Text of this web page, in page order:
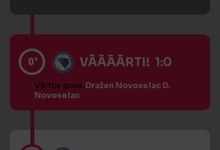
0’ VĀĀĀĀRTI! 1:0
Vārtus guva Dražen Novoselac D.
Novoselac